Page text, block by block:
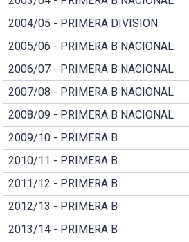
2004/05 - PRIMERA DIVISION
2005/06 - PRIMERA B NACIONAL
2006/07 - PRIMERA B NACIONAL
2007/08 - PRIMERA B NACIONAL
2008/09 - PRIMERA B NACIONAL
2009/10 - PRIMERA B
2010/11 - PRIMERA B
2011/12 - PRIMERA B
2012/13 - PRIMERA B
2013/14 - PRIMERA B